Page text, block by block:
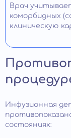
Врач
коморбидных
клиническую
Инфузионная
состояниях: